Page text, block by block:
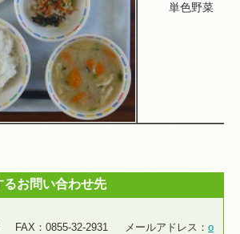
単色野菜
るお問い合わせ先
FAX：0855-32-2931 メールアドレス： o